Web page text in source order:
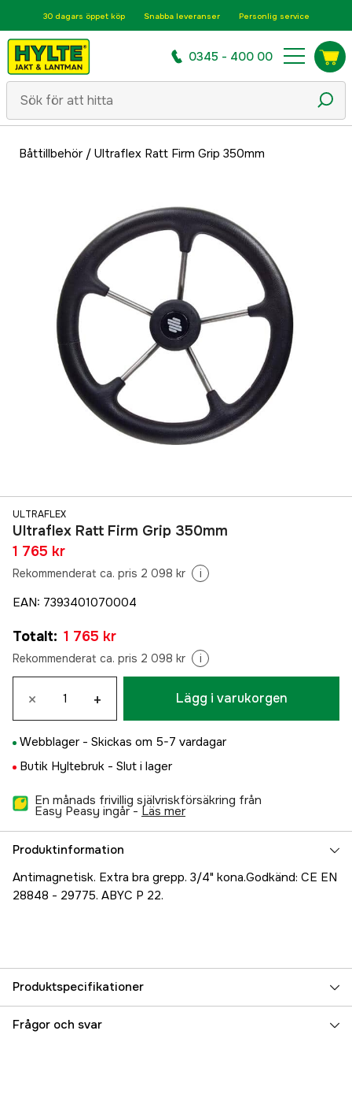
30 dagars öppet köp Snabba leveranser Personlig service
0345 - 400 00
Båttillbehör/ Ultraflex Ratt Firm Grip 350mm
ULTRAFLEX
Ultraflex Ratt Firm Grip 350mm
1 765 kr
Rekommenderat ca. pris 2 098 kr i
EAN: 7393401070004
Totalt: 1 765 kr
Rekommenderat ca. pris 2 098 kr i
× + Lägg i varukorgen
Webblager - Skickas om 5-7 vardagar
Butik Hyltebruk - Slut i lager
En månads frivillig självriskförsäkring från
Easy Peasy ingår - läs mer
Produktinformation
Antimagnetisk. Extra bra grepp. 3/4" kona.Godkänd: CE EN
28848 - 29775. ABYC P 22.
Produktspecifikationer
Referensnummer 5000022686
Frågor och svar